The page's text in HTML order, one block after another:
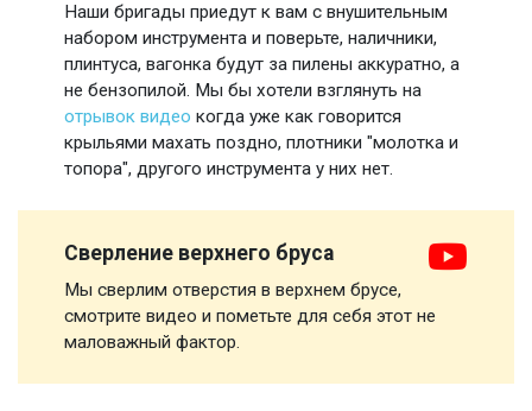
Наши бригады приедут к вам с внушительным
набором инструмента и поверьте, наличники,
плинтуса, вагонка будут за пилены аккуратно, а
не бензопилой. Мы бы хотели взглянуть на
отрывок видео когда уже как говорится
крыльями махать поздно, плотники "молотка и
топора", другого инструмента у них нет.
Сверление верхнего бруса
Мы сверлим отверстия в верхнем брусе,
смотрите видео и пометьте для себя этот не
маловажный фактор.